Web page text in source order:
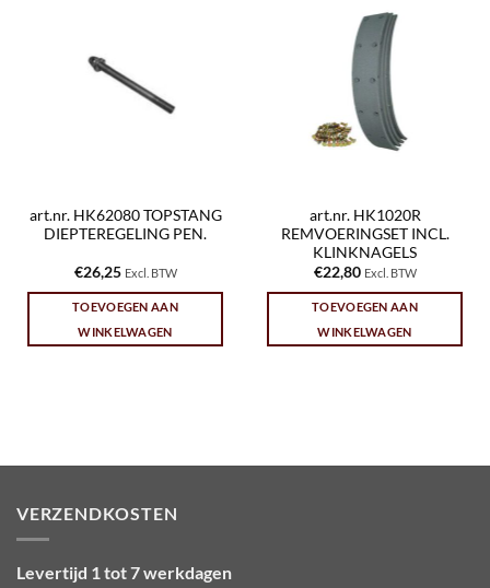
art.nr. HK62080 TOPSTANG
DIEPTEREGELING PEN.
€26,25 Excl. BTW
TOEVOEGEN AAN
WINKELWAGEN
art.nr. HK1020R
REMVOERINGSET INCL.
KLINKNAGELS
€22,80 Excl. BTW
TOEVOEGEN AAN
WINKELWAGEN
VERZENDKOSTEN
Levertijd 1 tot 7 werkdagen